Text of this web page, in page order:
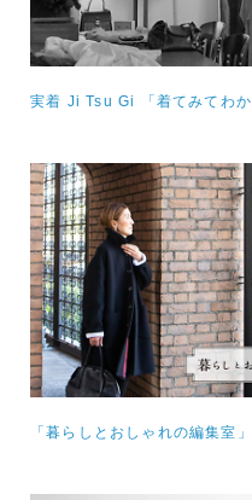
実着 Ji Tsu Gi 「着てみてわか
「暮らしとおしゃれの編集室